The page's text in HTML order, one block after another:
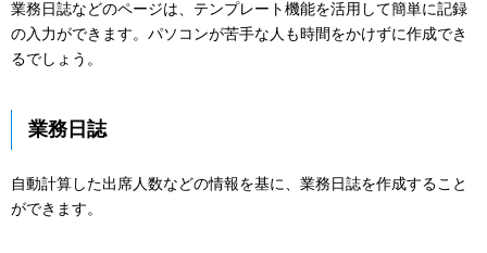
業務日誌などのページは、テンプレート機能を活用して簡単に記録
の入力ができます。パソコンが苦手な人も時間をかけずに作成でき
るでしょう。
業務日誌
自動計算した出席人数などの情報を基に、業務日誌を作成すること
ができます。